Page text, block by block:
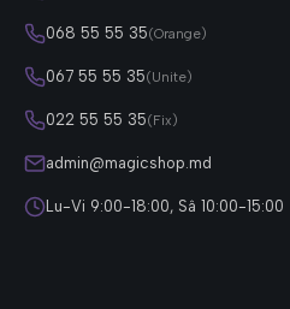
068 55 55 35(Orange)
067 55 55 35(Unite)
022 55 55 35(Fix)
admin@magicshop.md
Lu-Vi 9:00-18:00, Sâ 10:00-15:00